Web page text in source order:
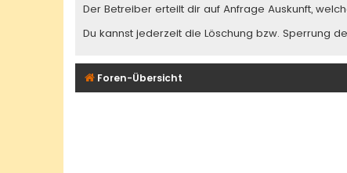
Der Betreiber erteilt dir auf Anfrage Auskunft,
Du kannst jederzeit die Löschung bzw. Sperrung
Foren-Übersicht